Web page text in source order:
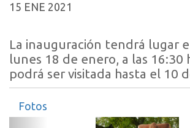
15 ENE 2021
La inauguración tendrá lugar
lunes 18 de enero, a las 16:30
podrá ser visitada hasta el 10
Fotos
Anterior